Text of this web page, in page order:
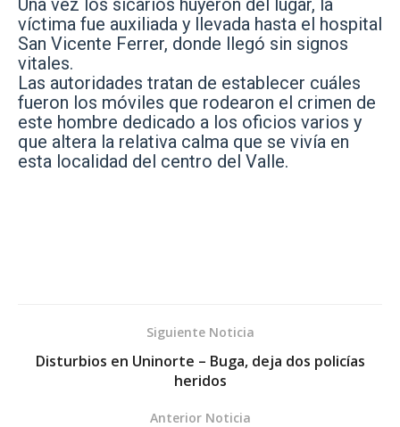
Una vez los sicarios huyeron del lugar, la
víctima fue auxiliada y llevada hasta el hospital
San Vicente Ferrer, donde llegó sin signos
vitales.
Las autoridades tratan de establecer cuáles
fueron los móviles que rodearon el crimen de
este hombre dedicado a los oficios varios y
que altera la relativa calma que se vivía en
esta localidad del centro del Valle.
Siguiente Noticia
Disturbios en Uninorte – Buga, deja dos policías
heridos
Anterior Noticia